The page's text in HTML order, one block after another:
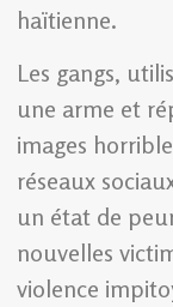
haïtienne.
Les gangs,
une arme et
images
réseaux
un état de
nouvelles
violence